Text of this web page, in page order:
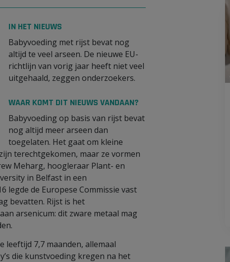
IN HET NIEUWS
Babyvoeding met rijst bevat nog
altijd te veel arseen. De nieuwe EU-
richtlijn van vorig jaar heeft niet veel
uitgehaald, zeggen onderzoekers.
WAAR KOMT DIT NIEUWS VANDAAN?
Babyvoeding op basis van rijst bevat
nog altijd meer arseen dan
toegelaten. Het gaat om kleine
terechtgekomen, maar ze vormen
Meharg, hoogleraar Plant- en
in Belfast in een
legde de Europese Commissie vast
bevatten. Rijst is het
arsenicum: dit zware metaal mag
leeftijd 7,7 maanden, allemaal
die kunstvoeding kregen na het